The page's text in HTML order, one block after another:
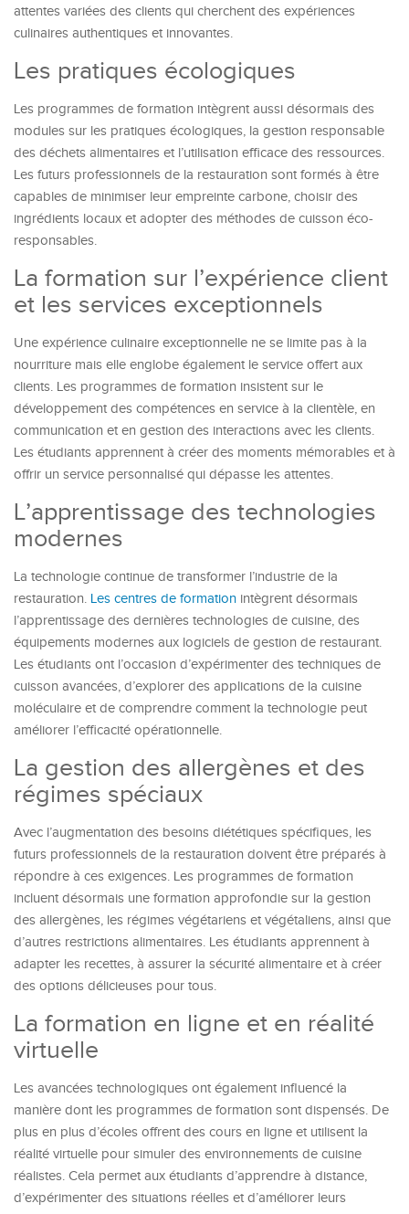
attentes variées des clients qui cherchent des expériences
culinaires authentiques et innovantes.
Les pratiques écologiques
Les programmes de formation intègrent aussi désormais des
modules sur les pratiques écologiques, la gestion responsable
des déchets alimentaires et l’utilisation efficace des ressources.
Les futurs professionnels de la restauration sont formés à être
capables de minimiser leur empreinte carbone, choisir des
ingrédients locaux et adopter des méthodes de cuisson éco-
responsables.
La formation sur l’expérience client
et les services exceptionnels
Une expérience culinaire exceptionnelle ne se limite pas à la
nourriture mais elle englobe également le service offert aux
clients. Les programmes de formation insistent sur le
développement des compétences en service à la clientèle, en
communication et en gestion des interactions avec les clients.
Les étudiants apprennent à créer des moments mémorables et à
offrir un service personnalisé qui dépasse les attentes.
L’apprentissage des technologies
modernes
La technologie continue de transformer l’industrie de la
restauration. Les centres de formation intègrent désormais
l’apprentissage des dernières technologies de cuisine, des
équipements modernes aux logiciels de gestion de restaurant.
Les étudiants ont l’occasion d’expérimenter des techniques de
cuisson avancées, d’explorer des applications de la cuisine
moléculaire et de comprendre comment la technologie peut
améliorer l’efficacité opérationnelle.
La gestion des allergènes et des
régimes spéciaux
Avec l’augmentation des besoins diététiques spécifiques, les
futurs professionnels de la restauration doivent être préparés à
répondre à ces exigences. Les programmes de formation
incluent désormais une formation approfondie sur la gestion
des allergènes, les régimes végétariens et végétaliens, ainsi que
d’autres restrictions alimentaires. Les étudiants apprennent à
adapter les recettes, à assurer la sécurité alimentaire et à créer
des options délicieuses pour tous.
La formation en ligne et en réalité
virtuelle
Les avancées technologiques ont également influencé la
manière dont les programmes de formation sont dispensés. De
plus en plus d’écoles offrent des cours en ligne et utilisent la
réalité virtuelle pour simuler des environnements de cuisine
réalistes. Cela permet aux étudiants d’apprendre à distance,
d’expérimenter des situations réelles et d’améliorer leurs